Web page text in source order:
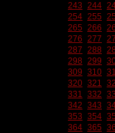
243 244
254 255
265 266
276 277
287 288
298 299
309 310
320 321
331 332
342 343
353 354
364 365